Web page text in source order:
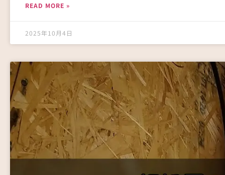
READ MORE »
2025年10月4日